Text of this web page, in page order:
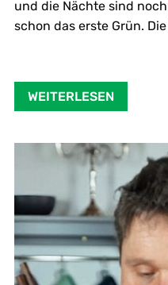
und die Nächte sind
schon das erste Grün.
WEITERLESEN